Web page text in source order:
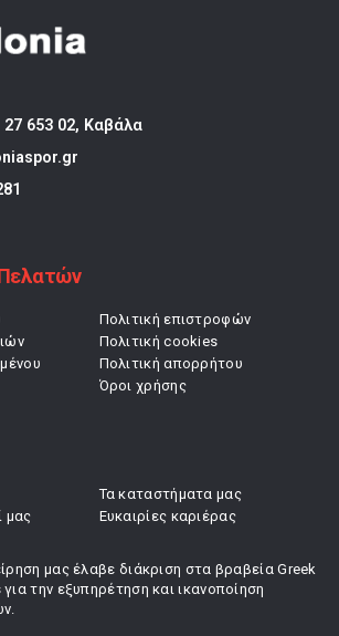
27 653 02, Καβάλα
Πολιτική επιστροφών
Πολιτική cookies
Πολιτική απορρήτου
Όροι χρήσης
μας
Τα καταστήματα μας
Ευκαιρίες καριέρας
μας έλαβε διάκριση στα βραβεία Greek
την εξυπηρέτηση και ικανοποίηση